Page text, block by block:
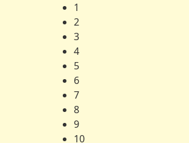
1
2
3
4
5
6
7
8
9
10